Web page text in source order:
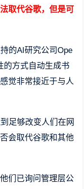
取代谷歌，但是可
的AI研究公司Ope
的方式自动生成书
觉非常接近于与人
足够改变人们在网
会取代谷歌和其他
们已询问管理层公